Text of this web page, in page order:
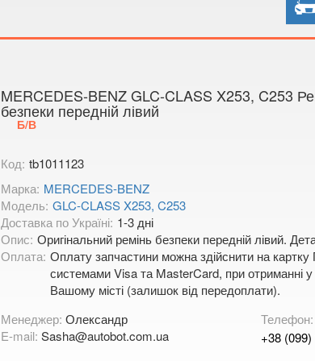
MERCEDES-BENZ GLC-CLASS X253, C253
безпеки передній лівий
Б/В
Код: tb1011123
Марка: MERCEDES-BENZ
Модель: GLC-CLASS X253, C253
Доставка по Україні: 1-3 дні
Опис: Оригінальний ремінь безпеки передній лівий.
Оплата: Оплату запчастини можна здійснити на
системами Visa та MasterCard, при отриманні у
Вашому місті (залишок від передоплати).
Менеджер: Олександр
E-mail: Sasha@autobot.com.ua
Телефон:
+38